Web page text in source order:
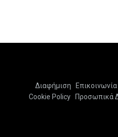
Διαφήμιση Επικοινωνία
Cookie Policy
Προσωπικά